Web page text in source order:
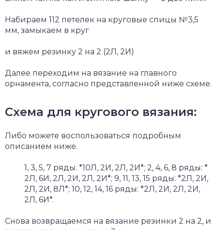
Набираем 112 петелек на круговые спицы №3,5
мм, замыкаем в круг
и вяжем резинку 2 на 2 (2Л, 2И)
Далее переходим на вязание на главного
орнамента, согласно представленной ниже схеме.
Схема для кругового вязания:
Либо можете воспользоваться подробным
описанием ниже.
1, 3, 5, 7 ряды: *10Л, 2И, 2Л, 2И*; 2, 4, 6, 8 ряды: *
2Л, 6И, 2Л, 2И, 2Л, 2И*; 9, 11, 13, 15 ряды: *2Л, 2И,
2Л, 2И, 8Л*; 10, 12, 14, 16 ряды: *2Л, 2И, 2Л, 2И,
2Л, 6И*.
Снова возвращаемся на вязание резинки 2 на 2, и